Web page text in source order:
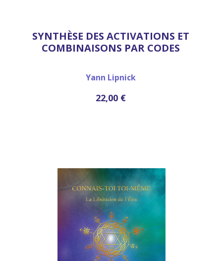
SYNTHÈSE DES ACTIVATIONS ET
COMBINAISONS PAR CODES
Yann Lipnick
22,00 €